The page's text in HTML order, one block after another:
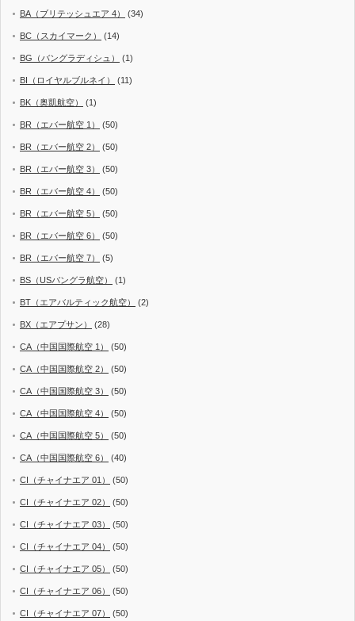
BA（ブリテッシュエア 4） (34)
BC（スカイマーク） (14)
BG（バングラディシュ） (1)
BI（ロイヤルブルネイ） (11)
BK（奥凱航空） (1)
BR（エバー航空 1） (50)
BR（エバー航空 2） (50)
BR（エバー航空 3） (50)
BR（エバー航空 4） (50)
BR（エバー航空 5） (50)
BR（エバー航空 6） (50)
BR（エバー航空 7） (5)
BS（USバングラ航空） (1)
BT（エアバルティック航空） (2)
BX（エアプサン） (28)
CA（中国国際航空 1） (50)
CA（中国国際航空 2） (50)
CA（中国国際航空 3） (50)
CA（中国国際航空 4） (50)
CA（中国国際航空 5） (50)
CA（中国国際航空 6） (40)
CI（チャイナエア 01） (50)
CI（チャイナエア 02） (50)
CI（チャイナエア 03） (50)
CI（チャイナエア 04） (50)
CI（チャイナエア 05） (50)
CI（チャイナエア 06） (50)
CI（チャイナエア 07） (50)